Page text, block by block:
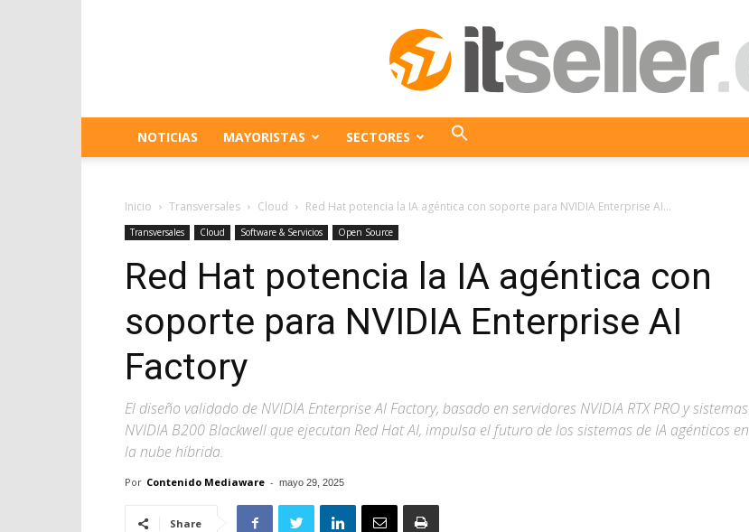
ITseller
Ecuador
NOTICIAS MAYORISTAS SECTORES
Inicio Transversales Cloud Red Hat potencia la IA agéntica con soporte para NVIDIA Enterprise AI...
Transversales Cloud Software & Servicios Open Source
Red Hat potencia la IA agéntica con
soporte para NVIDIA Enterprise AI
Factory
El diseño validado de NVIDIA Enterprise AI Factory, basado en servidores NVIDIA RTX PRO y sistemas
NVIDIA B200 Blackwell que ejecutan Red Hat AI, impulsa el futuro de los sistemas de IA agénticos en
la nube híbrida.
Por Contenido Mediaware - mayo 29, 2025
Share